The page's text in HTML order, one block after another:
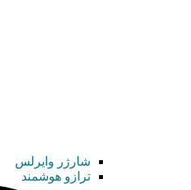
شارژر وایرلس
ترازو هوشمند